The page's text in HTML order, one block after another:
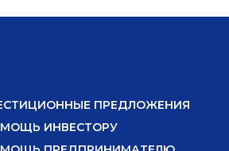
ПРЕДЛОЖЕНИЯ
ИНВЕСТОРУ